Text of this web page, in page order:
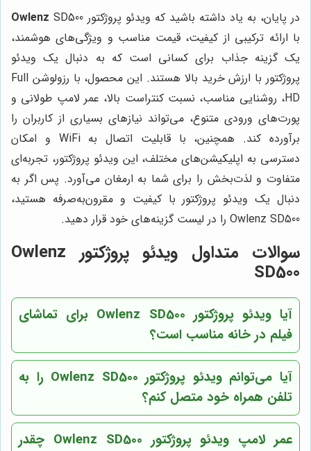
در پایان، به یاد داشته باشید که ویدئو پروژکتور
Owlenz SD500
با ارائه ترکیبی از کیفیت، قیمت مناسب و ویژگی‌های هوشمند،
یک گزینه جذاب برای کسانی است که به دنبال یک ویدئو
پروژکتور با ارزش خرید بالا هستند. این محصول، با رزولوشن Full
HD، روشنایی مناسب، نسبت کنتراست بالا، عمر لامپ طولانی و
پورت‌های ورودی متنوع، می‌تواند نیازهای بسیاری از کاربران را
برآورده کند. همچنین، با قابلیت اتصال به WiFi و امکان
دسترسی به اپلیکیشن‌های مختلف، این ویدئو پروژکتور، تجربه‌ای
متفاوت و لذت‌بخش را برای شما به ارمغان می‌آورد. پس اگر به
دنبال یک ویدئو پروژکتور با کیفیت و مقرون‌به‌صرفه هستید،
Owlenz SD500 را در لیست گزینه‌های خود قرار دهید.
سوالات متداول ویدئو پروژکتور Owlenz
SD500
آیا ویدئو پروژکتور Owlenz SD500 برای تماشای
فیلم در خانه مناسب است؟
آیا می‌توانم ویدئو پروژکتور Owlenz SD500 را به
تلفن همراه خود متصل کنم؟
عمر لامپ ویدئو پروژکتور Owlenz SD500 چقدر